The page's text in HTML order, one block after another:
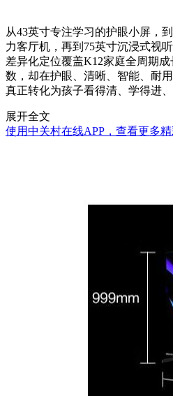
从43英寸专注学习的护眼小屏，
力客厅机，再到75英寸沉浸式视
差异化定位覆盖K12家庭全周期
数，却在护眼、清晰、智能、耐
真正转化为孩子看得清、学得进
展开全文
使用中关村在线APP，查看更多